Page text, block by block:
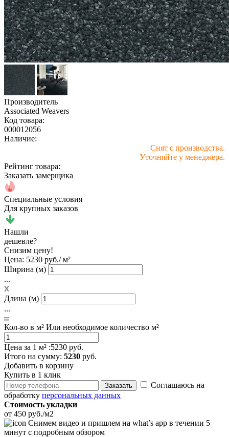
Производитель
Associated Weavers
Код товара:
000012056
Наличие:
Снят с производства.
Уточняйте у менеджера.
Рейтинг товара:
Заказать замерщика
Специальные условия
Для крупных заказов
Нашли
дешевле?
Снизим цену!
Цена: 5230 руб./ м²
Ширина (м)
...
Длина (м)
...
Кол-во в м² Или необходимое количество м²
Цена за 1 м² :5230 руб.
Итого на сумму: 5230 руб.
Добавить в корзину
Купить в 1 клик
Заказать
Соглашаюсь на
обработку персональных данных
Стоимость укладки
от 450 руб./м2
Снимем видео и пришлем на what’s app в течении 5
минут с подробным обзором